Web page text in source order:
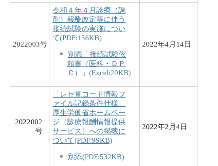
2022003号
令和４年４月診療（調
剤）報酬改定等に伴う
接続試験の実施につい
て(PDF:156KB)
別添「接続試験依
頼書（医科・ＤＰ
Ｃ）」(Excel:20KB)
2022年4月14日
2022002
号
「レセ電コード情報フ
ァイル記録条件仕様」
厚生労働省ホームペー
ジ（診療報酬情報提供
サービス）への掲載に
ついて(PDF:99KB)
別添(PDF:532KB)
2022年2月4日